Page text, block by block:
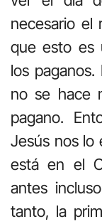
necesario el
que esto es
los
no se hace
pagano.
Jesús nos lo
está en el
antes
tanto, la